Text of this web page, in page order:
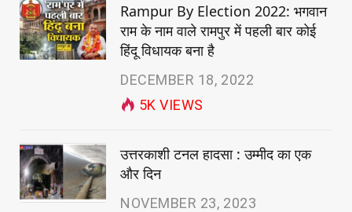
Rampur By Election 2022: भगवान
राम के नाम वाले रामपुर में पहली बार कोई
हिंदू विधायक बना है
DECEMBER 18, 2022
5KVIEWS
उत्तरकाशी टनल हादसा : उम्मीद का एक
और दिन
NOVEMBER 23, 2023